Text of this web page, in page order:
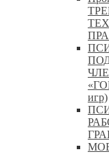
игр)